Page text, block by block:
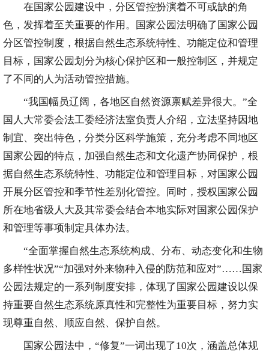
在国家公园建设中，分区管控扮演着不可或缺的角
色，发挥着至关重要的作用。国家公园法明确了国家公园
分区管控制度，根据自然生态系统特性、功能定位和管理
目标，国家公园划分为核心保护区和一般控制区，并规定
了不同的人为活动管控措施。
“我国幅员辽阔，各地区自然资源禀赋差异很大。”全
国人大常委会法工委经济法室负责人介绍，立法坚持因地
制宜、突出特色，分类分区科学施策，充分考虑不同地区
国家公园的特点，加强自然生态和文化遗产协同保护，根
据自然生态系统特性、功能定位和管理目标，对国家公园
开展分区管控和季节性差别化管控。同时，授权国家公园
所在地省级人大及其常委会结合本地实际对国家公园保护
和管理等事项制定具体办法。
“全面掌握自然生态系统构成、分布、动态变化和生物
多样性状况”“加强对外来物种入侵的防范和应对”……国家
公园法规定的一系列制度安排，体现了国家公园建设以保
持重要自然生态系统原真性和完整性为重要目标，努力实
现尊重自然、顺应自然、保护自然。
国家公园法中，“修复”一词出现了10次，涵盖总体规